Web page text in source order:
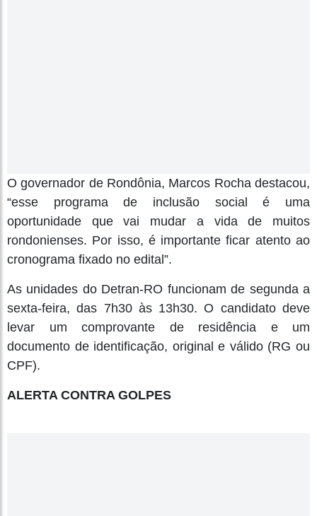
O governador de Rondônia, Marcos Rocha destacou,
“esse programa de inclusão social é uma
oportunidade que vai mudar a vida de muitos
rondonienses. Por isso, é importante ficar atento ao
cronograma fixado no edital”.
As unidades do Detran-RO funcionam de segunda a
sexta-feira, das 7h30 às 13h30. O candidato deve
levar um comprovante de residência e um
documento de identificação, original e válido (RG ou
CPF).
ALERTA CONTRA GOLPES